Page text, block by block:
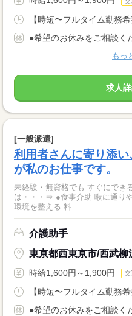
【時短〜フルタイム勤務
●希望のお休みをご相談く
もっ
求人
[一般派遣]
利用者さんに寄り添
が私のお仕事です。
未経験・無資格でも すぐにできるお
は・・・⇒ ●食事介助 喉に通りやすい工夫をするなど 食事しやすい
環境を整える 料...
介護助手
東京都西東京市/西武柳
時給1,600円～1,900円 交
【時短〜フルタイム勤務
●希望のお休みをご相談く